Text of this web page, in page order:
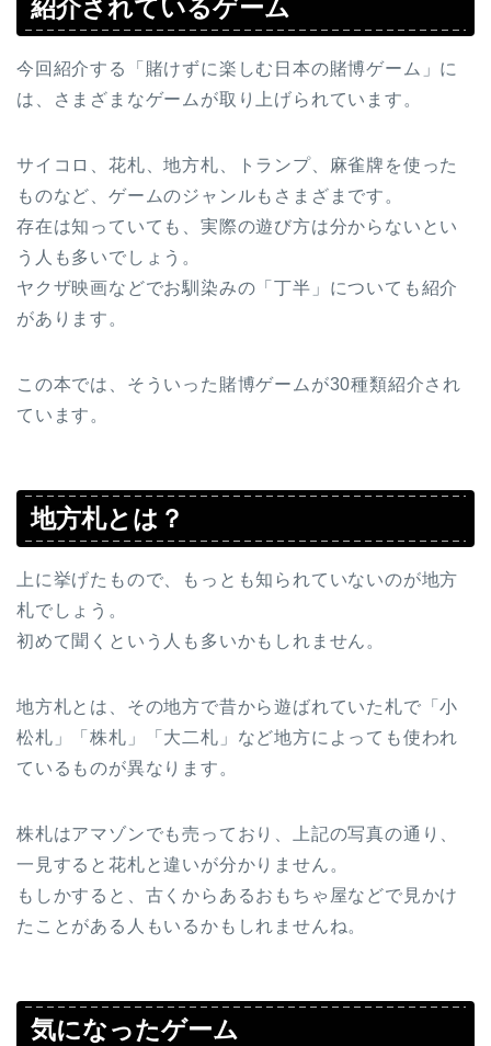
紹介されているゲーム
今回紹介する「賭けずに楽しむ日本の賭博ゲーム」に
は、さまざまなゲームが取り上げられています。
サイコロ、花札、地方札、トランプ、麻雀牌を使った
ものなど、ゲームのジャンルもさまざまです。
存在は知っていても、実際の遊び方は分からないとい
う人も多いでしょう。
ヤクザ映画などでお馴染みの「丁半」についても紹介
があります。
この本では、そういった賭博ゲームが30種類紹介され
ています。
地方札とは？
上に挙げたもので、もっとも知られていないのが地方
札でしょう。
初めて聞くという人も多いかもしれません。
地方札とは、その地方で昔から遊ばれていた札で「小
松札」「株札」「大二札」など地方によっても使われ
ているものが異なります。
株札はアマゾンでも売っており、上記の写真の通り、
一見すると花札と違いが分かりません。
もしかすると、古くからあるおもちゃ屋などで見かけ
たことがある人もいるかもしれませんね。
気になったゲーム